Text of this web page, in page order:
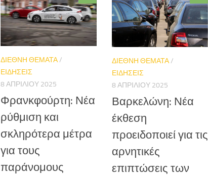
ΔΙΕΘΝΗ ΘΕΜΑΤΑ/
ΕΙΔΗΣΕΙΣ
8 ΑΠΡΙΛΊΟΥ 2025
Φρανκφούρτη: Νέα
ρύθμιση και
σκληρότερα μέτρα
για τους
παράνομους
ΔΙΕΘΝΗ ΘΕΜΑΤΑ/
ΕΙΔΗΣΕΙΣ
8 ΑΠΡΙΛΊΟΥ 2025
Βαρκελώνη: Νέα
έκθεση
προειδοποιεί για τις
αρνητικές
επιπτώσεις των